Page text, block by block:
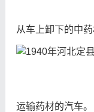
从车上卸下的中药
运输药材的汽车。